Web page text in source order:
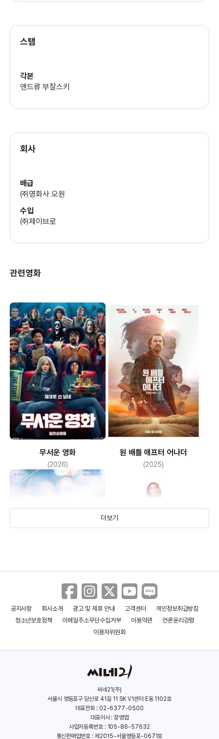
스탭
각본
앤드류 부잘스키
회사
배급
㈜영화사 오원
수입
㈜제이브로
관련영화
무서운 영화
(2026)
원 배틀 애프터 어나더
(2025)
파이브 피트 더 헤이트 유 기브
더보기
공지사항 회사소개 광고 및 제휴 안내 고객센터
개인정보취급방침
청소년보호정책
이메일주소무단수집거부 이용약관
언론윤리강령
이용자위원회
씨네21(주)
서울시 영등포구 당산로 41길 11 SK V1센터 E동 1102호
대표전화 : 02-6377-0500
대표이사 : 장영엽
사업자등록번호 : 105-86-57632
통신판매업번호 : 제2015-서울영등포-0671호